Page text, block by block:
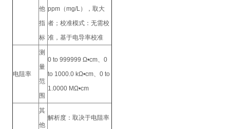
他
指
标
ppm（mg/L），取大
者；校准模式：无需校
准，基于电导率校准
电阻率
测
量
范
围
0 to 999999 Ω•cm、0
to 1000.0 kΩ•cm、0 to
1.0000 MΩ•cm
其
他
解析度：取决于电阻率